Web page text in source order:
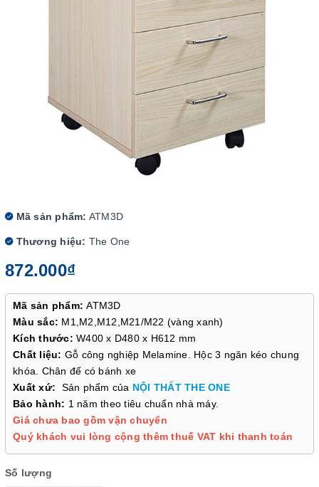
Mã sản phẩm: ATM3D
Thương hiệu: The One
872.000₫
Mã sản phẩm:ATM3D
Màu sắc: M1,M2,M12,M21/M22 (vàng xanh)
Kích thước: W400 x D480 x H612 mm
Chất liệu: Gỗ công nghiệp Melamine. Hộc 3 ngăn kéo chung
khóa. Chân đế có bánh xe
Xuất xứ:
Sản phẩm của NỘI THẤT THE ONE
Bảo hành: 1 năm theo tiêu chuẩn nhà máy.
Giá chưa bao gồm vận chuyển
Quý khách vui lòng cộng thêm thuế VAT khi thanh toán
Số lượng